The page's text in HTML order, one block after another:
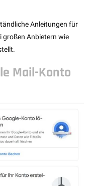
Anleitungen für
großen Anbietern wie
Mail-Konto